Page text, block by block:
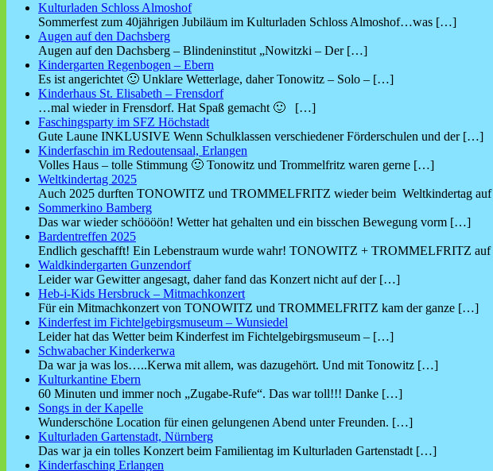
Kulturladen Schloss Almoshof
Sommerfest zum 40jährigen Jubiläum im Kulturladen Schloss Almoshof…was […]
Augen auf den Dachsberg
Augen auf den Dachsberg – Blindeninstitut „Nowitzki – Der […]
Kindergarten Regenbogen – Ebern
Es ist angerichtet 🙂 Unklare Wetterlage, daher Tonowitz – Solo – […]
Kinderhaus St. Elisabeth – Frensdorf
…mal wieder in Frensdorf. Hat Spaß gemacht 🙂
[…]
Faschingsparty im SFZ Höchstadt
Gute Laune INKLUSIVE Wenn Schulklassen verschiedener Förderschulen und der […]
Kinderfaschin im Redoutensaal, Erlangen
Volles Haus – tolle Stimmung 🙂 Tonowitz und Trommelfritz waren gerne […]
Weltkindertag 2025
Auch 2025 durften TONOWITZ und TROMMELFRITZ wieder beim Weltkindertag auf
Sommerkino Bamberg
Das war wieder schöööön! Wetter hat gehalten und ein bisschen Bewegung vorm […]
Bardentreffen 2025
Endlich geschafft! Ein Lebenstraum wurde wahr! TONOWITZ + TROMMELFRITZ auf
Waldkindergarten Gunzendorf
Leider war Gewitter angesagt, daher fand das Konzert nicht auf der […]
Heb-i-Kids Hersbruck – Mitmachkonzert
Für ein Mitmachkonzert von TONOWITZ und TROMMELFRITZ kam der ganze […]
Kinderfest im Fichtelgebirgsmuseum – Wunsiedel
Leider hat das Wetter beim Kinderfest im Fichtelgebirgsmuseum – […]
Schwabacher Kinderkerwa
Da war ja was los…..Kerwa mit allem, was dazugehört. Und mit Tonowitz […]
Kulturkantine Ebern
60 Minuten und immer noch „Zugabe-Rufe“. Das war toll!!! Danke […]
Songs in der Kapelle
Wunderschöne Location für einen gelungenen Abend unter Freunden. […]
Kulturladen Gartenstadt, Nürnberg
Das war ja ein tolles Konzert beim Familientag im Kulturladen Gartenstadt […]
Kinderfasching Erlangen